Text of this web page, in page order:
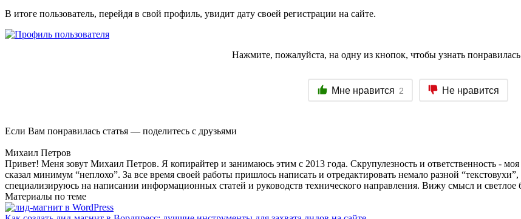
В итоге пользователь, перейдя в свой профиль, увидит дату своей регистрации на сайте.
Нажмите, пожалуйста, на одну из кнопок, чтобы узнать понравилась
Мне нравится 2 Не нравится
Если Вам понравилась статья — поделитесь с друзьями
Михаил Петров
Привет! Меня зовут Михаил Петров. Я копирайтер и занимаюсь этим с 2013 года. Скрупулезность и ответственность -
сказал минимум “неплохо”. За все время своей работы пришлось написать и отредактировать немало разной
специализируюсь на написании информационных статей и руководств технического направления. Вижу смысл и светлое
Материалы по теме